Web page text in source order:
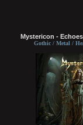
Mystericon -
Gothic / Metal /